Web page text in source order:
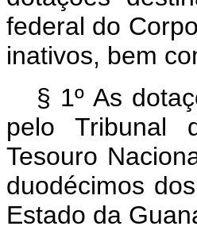
federal do
inativos, bem
§ 1º As
pelo Tribunal
Tesouro
duodécimos
Estado da